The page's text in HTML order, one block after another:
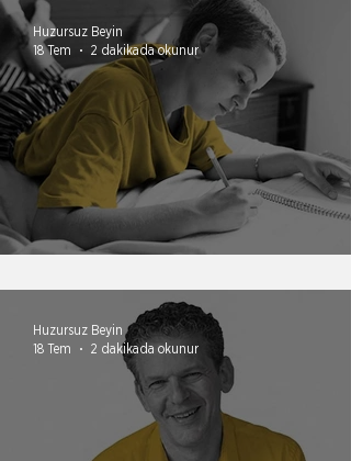
Huzursuz Beyin
18 Tem
2 dakikada okunur
Huzursuz Beyin
18 Tem
2 dakikada okunur